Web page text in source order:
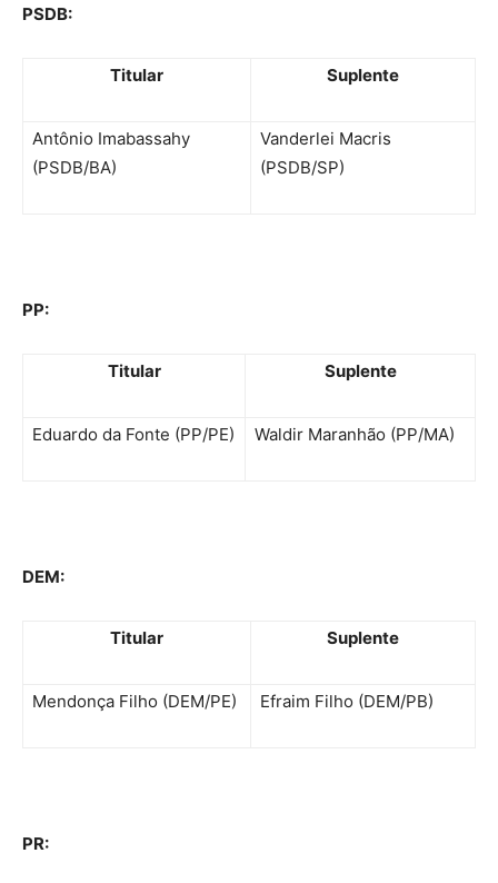
PSDB:
Titular Suplente
Antônio Imabassahy
(PSDB/BA)
Vanderlei Macris
(PSDB/SP)
PP:
Titular Suplente
Eduardo da Fonte (PP/PE) Waldir Maranhão (PP/MA)
DEM:
Titular Suplente
Mendonça Filho (DEM/PE) Efraim Filho (DEM/PB)
PR: